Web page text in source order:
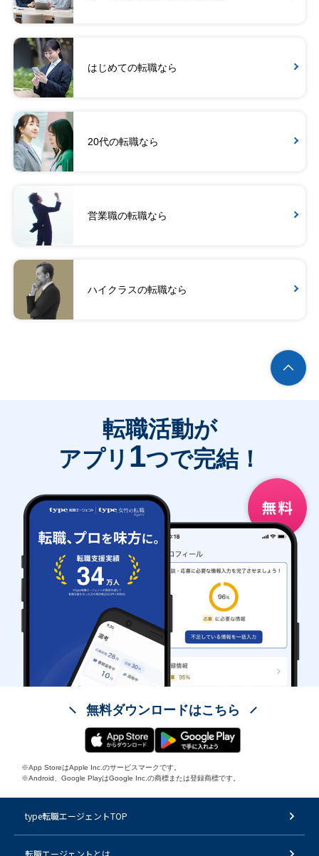
はじめての転職なら
20代の転職なら
営業職の転職なら
ハイクラスの転職なら
転職活動が
アプリ 1つで完結！
無料ダウンロードはこちら
※App StoreはApple Inc.のサービスマークです。
※Android、Google PlayはGoogle Inc.の商標または登録商標です。
type転職エージェントTOP
転職エージェントとは